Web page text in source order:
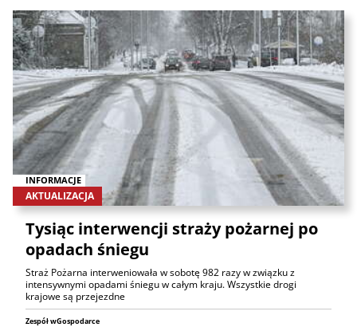
INFORMACJE
AKTUALIZACJA
Tysiąc interwencji straży pożarnej po
opadach śniegu
Straż Pożarna interweniowała w sobotę 982 razy w związku z
intensywnymi opadami śniegu w całym kraju. Wszystkie drogi
krajowe są przejezdne
Zespół wGospodarce